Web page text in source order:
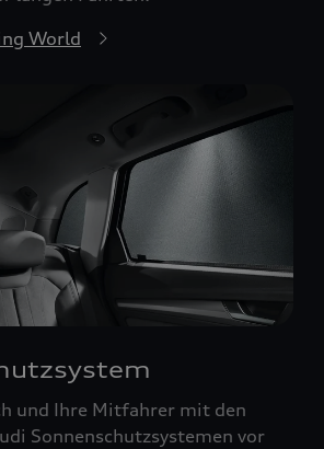
World
und Ihre Mitfahrer mit den
Sonnenschutzsystemen vor